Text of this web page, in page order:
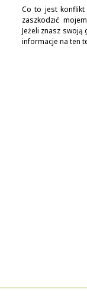
Co to jest konflikt
zaszkodzić
Jeżeli znasz
informacje na ten